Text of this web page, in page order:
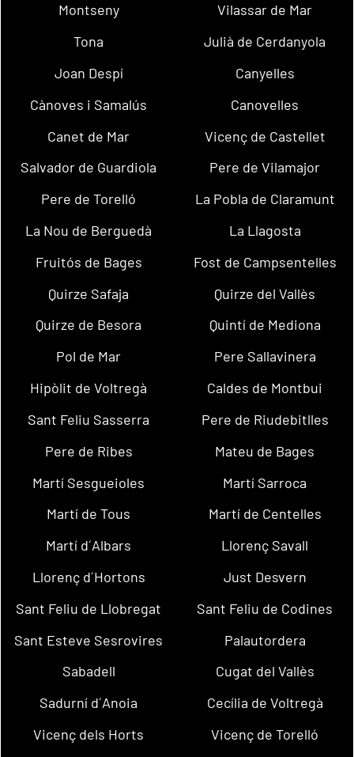
Montseny
Vilassar de Mar
Tona
Julià de Cerdanyola
Joan Despí
Canyelles
Cànoves i Samalús
Canovelles
Canet de Mar
Vicenç de Castellet
Salvador de Guardiola
Pere de Vilamajor
Pere de Torelló
La Pobla de Claramunt
La Nou de Berguedà
La Llagosta
Fruitós de Bages
Fost de Campsentelles
Quirze Safaja
Quirze del Vallès
Quirze de Besora
Quintí de Mediona
Pol de Mar
Pere Sallavinera
Hipòlit de Voltregà
Caldes de Montbui
Sant Feliu Sasserra
Pere de Riudebitlles
Pere de Ribes
Mateu de Bages
Martí Sesgueioles
Martí Sarroca
Martí de Tous
Martí de Centelles
Martí d´Albars
Llorenç Savall
Llorenç d´Hortons
Just Desvern
Sant Feliu de Llobregat
Sant Feliu de Codines
Sant Esteve Sesrovires
Palautordera
Sabadell
Cugat del Vallès
Sadurní d´Anoia
Cecília de Voltregà
Vicenç dels Horts
Vicenç de Torelló